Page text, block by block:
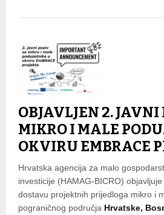
OBJAVLJEN 2.
MIKRO I MALE
OKVIRU EMBRACE
Hrvatska agencija za malo
investicije (HAMAG-BICRO) objavljuje
dostavu projektnih prijedloga mikro i
pograničnog područja Hrvatske,